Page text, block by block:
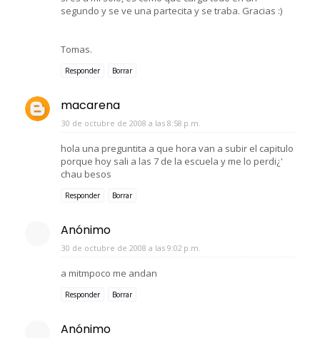
segundo y se ve una partecita y se traba. Gracias :)
Tomas.
Responder Borrar
macarena
30 de octubre de 2008 a las 8:58 p.m.
hola una preguntita a que hora van a subir el capitulo
porque hoy sali a las 7 de la escuela y me lo perdi¿'
chau besos
Responder Borrar
Anónimo
30 de octubre de 2008 a las 9:02 p.m.
a mitmpoco me andan
Responder Borrar
Anónimo